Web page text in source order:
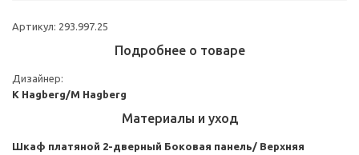
Артикул: 293.997.25
Подробнее о товаре
Дизайнер:
K Hagberg/M Hagberg
Материалы и уход
Шкаф платяной 2-дверный Боковая панель/ Верхняя